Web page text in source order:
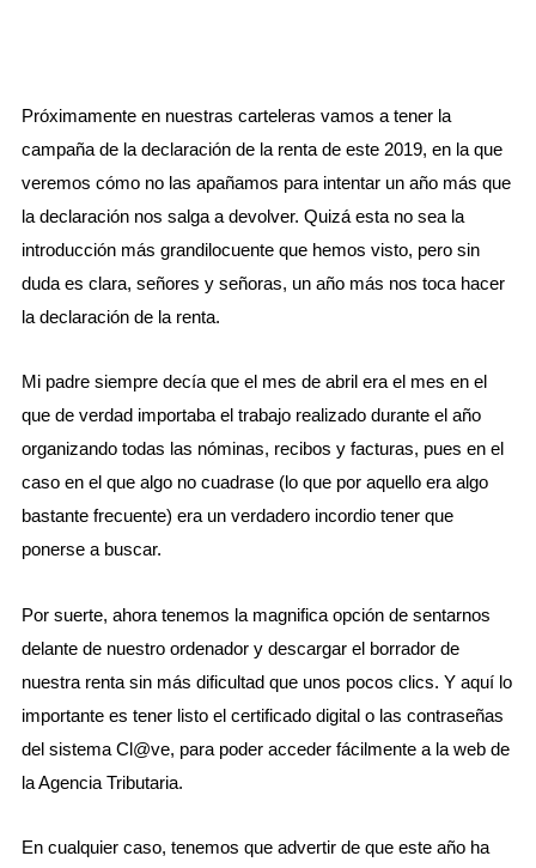
Próximamente en nuestras carteleras vamos a tener la
campaña de la declaración de la renta de este 2019, en la que
veremos cómo no las apañamos para intentar un año más que
la declaración nos salga a devolver. Quizá esta no sea la
introducción más grandilocuente que hemos visto, pero sin
duda es clara, señores y señoras, un año más nos toca hacer
la declaración de la renta.
Mi padre siempre decía que el mes de abril era el mes en el
que de verdad importaba el trabajo realizado durante el año
organizando todas las nóminas, recibos y facturas, pues en el
caso en el que algo no cuadrase (lo que por aquello era algo
bastante frecuente) era un verdadero incordio tener que
ponerse a buscar.
Por suerte, ahora tenemos la magnifica opción de sentarnos
delante de nuestro ordenador y descargar el borrador de
nuestra renta sin más dificultad que unos pocos clics. Y aquí lo
importante es tener listo el certificado digital o las contraseñas
del sistema Cl@ve, para poder acceder fácilmente a la web de
la Agencia Tributaria.
En cualquier caso, tenemos que advertir de que este año ha